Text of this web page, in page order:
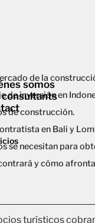
somos
consultants
de la
de inversión en
de construcción.
en Bali y
se necesitan para
y cómo
turísticos